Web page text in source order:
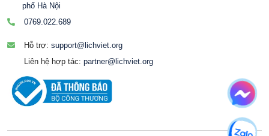
phố Hà Nội
0769.022.689
Hỗ trợ: support@lichviet.org
Liên hệ hợp tác: partner@lichviet.org